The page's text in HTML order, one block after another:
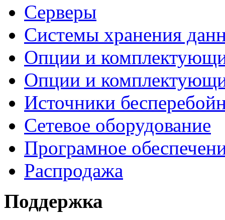
Серверы
Системы хранения
Опции и
Опции и
Источники
Сетевое оборудование
Програмное
Распродажа
Поддержка